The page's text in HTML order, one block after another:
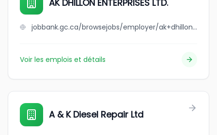
AK DHILLON ENTERPRISES LTD.
jobbank.gc.ca/browsejobs/employer/ak+dhillon+enterprises+ltd./ca
Voir les emplois et détails
A & K Diesel Repair Ltd